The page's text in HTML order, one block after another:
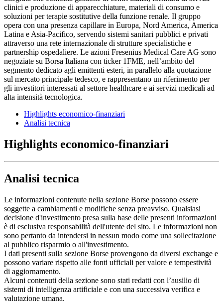
clinici e produzione di apparecchiature, materiali di consumo e
soluzioni per terapie sostitutive della funzione renale. Il gruppo
opera con una presenza capillare in Europa, Nord America, America
Latina e Asia-Pacifico, servendo sistemi sanitari pubblici e privati
attraverso una rete internazionale di strutture specialistiche e
partnership ospedaliere. Le azioni Fresenius Medical Care AG sono
negoziate su Borsa Italiana con ticker 1FME, nell’ambito del
segmento dedicato agli emittenti esteri, in parallelo alla quotazione
sul mercato principale tedesco, e rappresentano un riferimento per
gli investitori interessati al settore healthcare e ai servizi medicali ad
alta intensità tecnologica.
Highlights economico-finanziari
Analisi tecnica
Highlights economico-finanziari
Analisi tecnica
Le informazioni contenute nella sezione Borse possono essere
soggette a cambiamenti e modifiche senza preavviso. Qualsiasi
decisione d'investimento presa sulla base delle presenti informazioni
è di esclusiva responsabilità dell'utente del sito. Le informazioni non
sono pertanto da intendersi in nessun modo come una sollecitazione
al pubblico risparmio o all'investimento.
I dati presenti sulla sezione Borse provengono da diversi exchange e
possono variare rispetto alle fonti ufficiali per valore e tempestività
di aggiornamento.
Alcuni contenuti della sezione sono stati redatti con l’ausilio di
sistemi di intelligenza artificiale e con una successiva verifica e
valutazione umana.